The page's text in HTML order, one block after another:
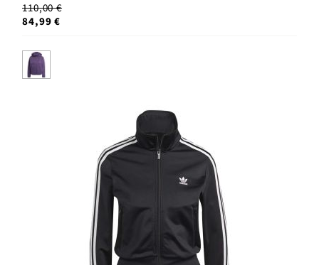
110,00 €
84,99 €